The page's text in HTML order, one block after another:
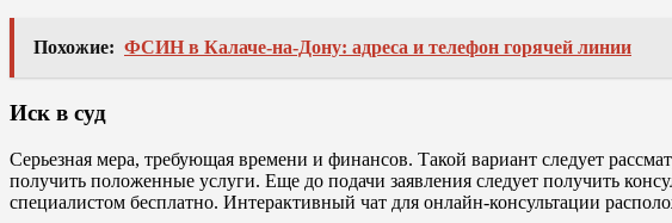
Похожие: ФСИН в Калаче-на-Дону: адреса и телефон горячей линии
Иск в суд
Серьезная мера, требующая времени и финансов. Такой вариант следует
получить положенные услуги. Еще до подачи заявления следует получить
специалистом бесплатно. Интерактивный чат для онлайн-консультации